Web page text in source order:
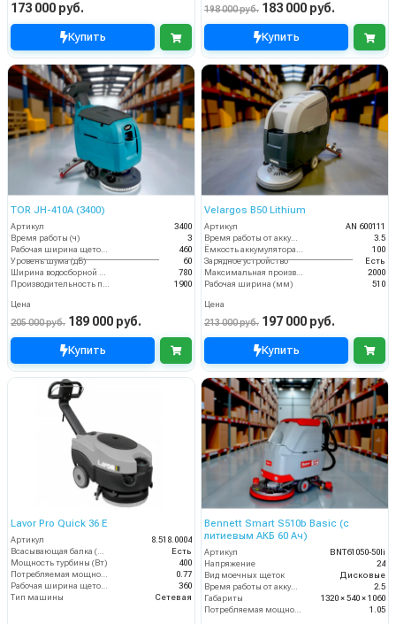
173 000 руб.
Купить
198 000 руб. 183 000 руб.
Купить
TOR JH-410A (3400)
Артикул
3400
Время работы (ч)
3
460
Уровень шума (дБ)
60
780
1900
Цена
205 000 руб. 189 000 руб.
Купить
Velargos B50 Lithium
Артикул
AN 600111
Время работы от аккумуляторов (ч)
3.5
100
Зарядное устройство
Есть
2000
Рабочая ширина (мм)
510
Цена
213 000 руб. 197 000 руб.
Купить
Lavor Pro Quick 36 E
Артикул
8.518.0004
Есть
Мощность турбины (Вт)
400
0.77
360
Тип машины
Сетевая
Bennett Smart S510b Basic (с
литиевым АКБ 60 Ач)
Артикул
BNT61050-50li
Напряжение
24
Вид моечных щеток
Дисковые
Время работы от аккумуляторов (ч)
2.5
Габариты
1320 × 540 × 1060
1.05